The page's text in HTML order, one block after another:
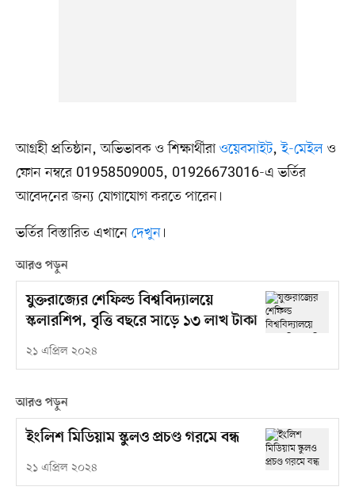
আগ্রহী প্রতিষ্ঠান, অভিভাবক ও শিক্ষার্থীরা ওয়েবসাইট,ই-মেইলও
ফোন নম্বরে 01958509005, 01926673016-এ ভর্তির
আবেদনের জন্য যোগাযোগ করতে পারেন।
ভর্তির বিস্তারিত এখানে দেখুন।
আরও পড়ুন
যুক্তরাজ্যের শেফিল্ড বিশ্ববিদ্যালয়ে
স্কলারশিপ, বৃত্তি বছরে সাড়ে ১৩ লাখ টাকা
২১ এপ্রিল ২০২৪
আরও পড়ুন
ইংলিশ মিডিয়াম স্কুলও প্রচণ্ড গরমে বন্ধ
২১ এপ্রিল ২০২৪